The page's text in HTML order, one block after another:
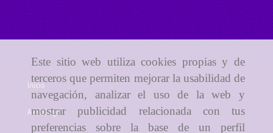
Este sitio web utiliza cookies propias y de
terceros que permiten mejorar la usabilidad de
navegación, analizar el uso de la web y
mostrar publicidad relacionada con tus
preferencias sobre la base de un perfil
Inicio
Aviso Legal